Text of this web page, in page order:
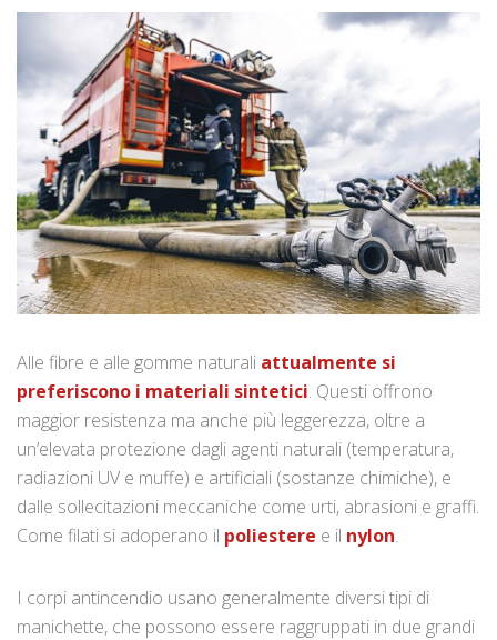
Alle fibre e alle gomme naturali attualmente si
preferiscono i materiali sintetici. Questi offrono
maggior resistenza ma anche più leggerezza, oltre a
un’elevata protezione dagli agenti naturali (temperatura,
radiazioni UV e muffe) e artificiali (sostanze chimiche), e
dalle sollecitazioni meccaniche come urti, abrasioni e graffi.
Come filati si adoperano il poliestere e il nylon.
I corpi antincendio usano generalmente diversi tipi di
manichette, che possono essere raggruppati in due grandi